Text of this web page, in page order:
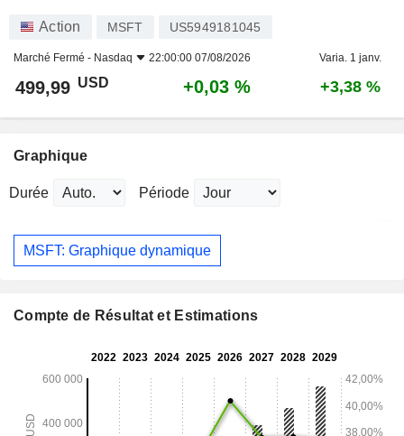
Action MSFT US5949181045
Marché Fermé - Nasdaq 22:00:00 07/08/2026 Varia. 1 janv.
499,99 USD +0,03 % +3,38 %
Graphique
Durée Période
MSFT: Graphique dynamique
Compte de Résultat et Estimations